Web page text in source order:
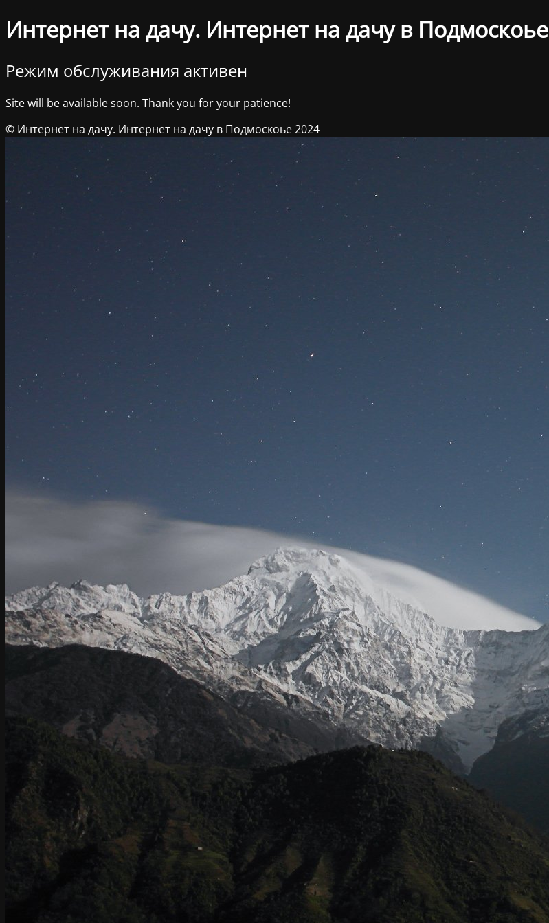
Интернет на дачу. Интернет на дачу в Подмоскоье
Режим обслуживания активен
Site will be available soon. Thank you for your patience!
© Интернет на дачу. Интернет на дачу в Подмоскоье 2024